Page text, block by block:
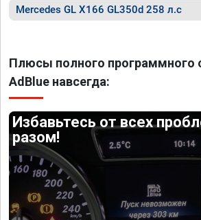
Mercedes GL X166 GL350d 258 л.с
Плюсы полного программного
AdBlue навсегда:
Избавьтесь от всех
разом!